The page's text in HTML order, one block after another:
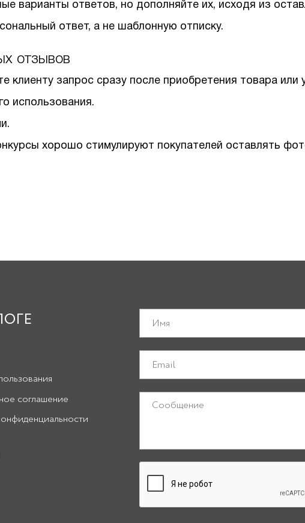
варианты ответов, но дополняйте их, исходя из
ответ, а не шаблонную отписку.
отзывов
клиенту запрос сразу после приобретения товара или
использования.
хорошо стимулируют покупателей оставлять
соглашение